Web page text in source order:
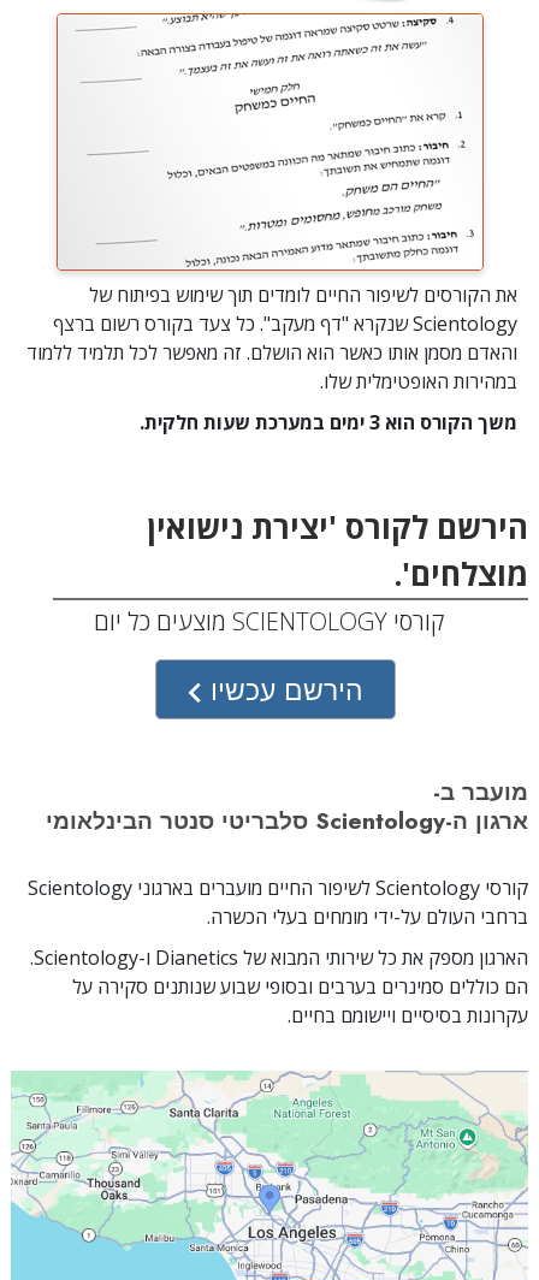
את הקורסים לשיפור החיים לומדים תוך שימוש בפיתוח של
Scientology שנקרא "דף מעקב". כל צעד בקורס רשום ברצף
והאדם מסמן אותו כאשר הוא הושלם. זה מאפשר לכל תלמיד ללמוד
במהירות האופטימלית שלו.
משך הקורס הוא 3 ימים במערכת שעות חלקית.
הירשם לקורס 'יצירת נישואין
מוצלחים'.
קורסי SCIENTOLOGY מוצעים כל יום
הירשם עכשיו
מועבר ב-
ארגון ה-Scientology סלבריטי סנטר הבינלאומי
קורסי Scientology לשיפור החיים מועברים בארגוני Scientology
ברחבי העולם על-ידי מומחים בעלי הכשרה.
הארגון מספק את כל שירותי המבוא של Dianetics ו-Scientology.
הם כוללים סמינרים בערבים ובסופי שבוע שנותנים סקירה על
עקרונות בסיסיים ויישומם בחיים.